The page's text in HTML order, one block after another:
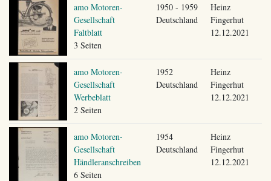
amo Motoren-
Gesellschaft
Faltblatt
3 Seiten
1950 - 1959
Deutschland
Heinz
Fingerhut
12.12.2021
amo Motoren-
Gesellschaft
Werbeblatt
2 Seiten
1952
Deutschland
Heinz
Fingerhut
12.12.2021
amo Motoren-
Gesellschaft
Händleranschreiben
6 Seiten
1954
Deutschland
Heinz
Fingerhut
12.12.2021